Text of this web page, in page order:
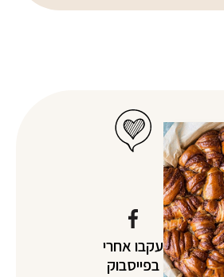
עקבו אחרי
בפייסבוק